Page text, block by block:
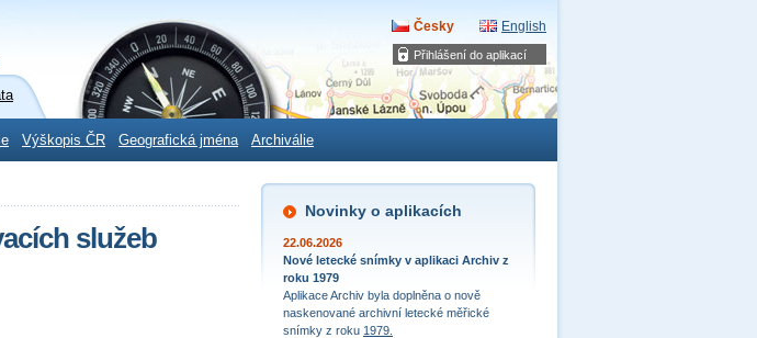
Přihlášení do aplikací
Česky English
Výškopis ČR Geografická jména Archiválie
Novinky o aplikacích
22.06.2026
Nové letecké snímky v aplikaci Archiv z
roku 1979
Aplikace Archiv byla doplněna o nově
naskenované archivní letecké měřické
snímky z roku 1979.
služeb